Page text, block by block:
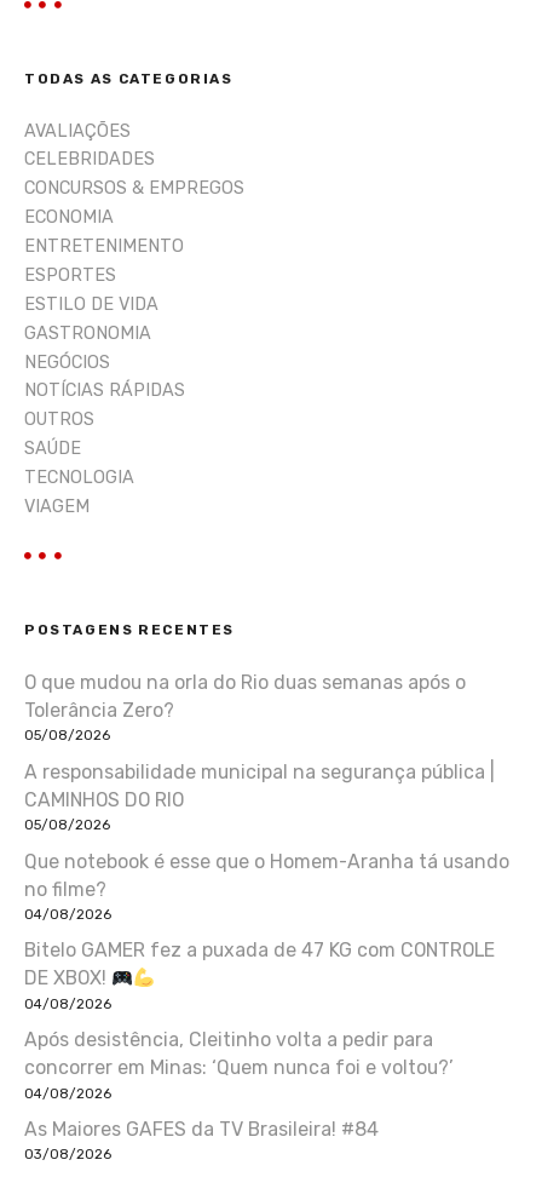
q
s
r
TODAS AS CATEGORIAS
AVALIAÇÕES
CELEBRIDADES
CONCURSOS & EMPREGOS
ECONOMIA
ENTRETENIMENTO
ESPORTES
ESTILO DE VIDA
GASTRONOMIA
NEGÓCIOS
NOTÍCIAS RÁPIDAS
OUTROS
SAÚDE
TECNOLOGIA
VIAGEM
POSTAGENS RECENTES
O que mudou na orla do Rio duas semanas após o
Tolerância Zero?
05/08/2026
A responsabilidade municipal na segurança pública |
CAMINHOS DO RIO
05/08/2026
Que notebook é esse que o Homem-Aranha tá usando
no filme?
04/08/2026
Bitelo GAMER fez a puxada de 47 KG com CONTROLE
DE XBOX!
04/08/2026
Após desistência, Cleitinho volta a pedir para
concorrer em Minas: ‘Quem nunca foi e voltou?’
04/08/2026
As Maiores GAFES da TV Brasileira! #84
03/08/2026